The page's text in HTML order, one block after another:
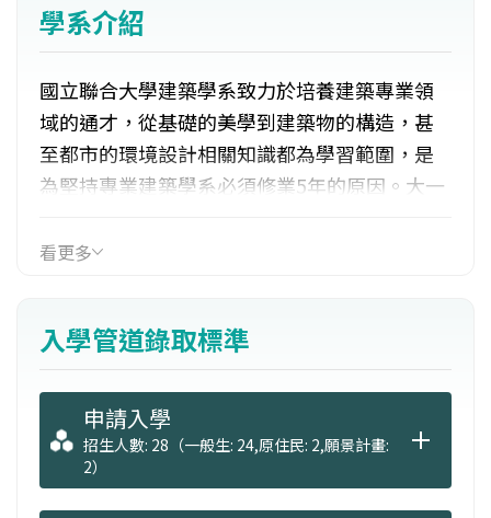
學系介紹
國立聯合大學建築學系致力於培養建築專業領
域的通才，從基礎的美學到建築物的構造，甚
至都市的環境設計相關知識都為學習範圍，是
為堅持專業建築學系必須修業5年的原因。大一
建築師事務所進行建築設計實務實習，吸收最
行全英文教學，每年指導學生參加國際學生設
計工作坊，推動國際化教學。
看更多
入學管道錄取標準
申請入學
招生人數: 28（一般生: 24,原住民: 2,願景計畫:
2）